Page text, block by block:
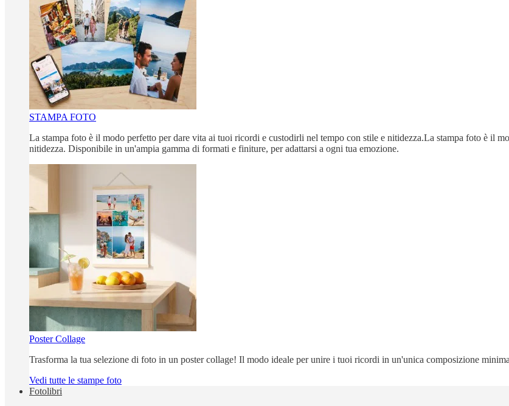
STAMPA FOTO
La stampa foto è il modo perfetto per dare vita ai tuoi ricordi e custodirli nel tempo con stile e nitidezza.La stampa foto è il
nitidezza. Disponibile in un'ampia gamma di formati e finiture, per adattarsi a ogni tua emozione.
Poster Collage
Trasforma la tua selezione di foto in un poster collage! Il modo ideale per unire i tuoi ricordi in un'unica composizione
Vedi tutte le stampe foto
Fotolibri